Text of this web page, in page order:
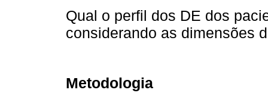
Qual o perfil dos DE dos
considerando as dimensões
Metodologia